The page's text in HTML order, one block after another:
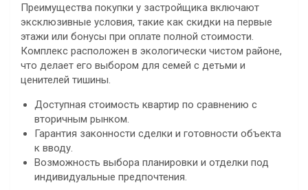
Преимущества покупки у застройщика включают
эксклюзивные условия, такие как скидки на первые
этажи или бонусы при оплате полной стоимости.
Комплекс расположен в экологически чистом районе,
что делает его выбором для семей с детьми и
ценителей тишины.
Доступная стоимость квартир по сравнению с
вторичным рынком.
Гарантия законности сделки и готовности объекта
к вводу.
Возможность выбора планировки и отделки под
индивидуальные предпочтения.